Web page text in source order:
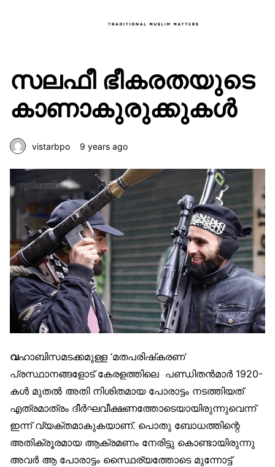
സലഫീ ഭീകരതയുടെ
കാണാകുരുക്കുകള്‍
vistarbpo 9 years ago
വഹാബിസമടക്കമുള്ള ‘മതപരിഷ്‌കരണ’
പ്രസ്ഥാനങ്ങളോട് കേരളത്തിലെ പണ്ഡിതന്‍മാര്‍ 1920-
കള്‍ മുതല്‍ അതി നിശിതമായ പോരാട്ടം നടത്തിയത്
എത്രമാത്രം ദീര്‍ഘവീക്ഷണത്തോടെയായിരുന്നുവെന്ന്
ഇന്ന് വ്യക്തമാകുകയാണ്. പൊതു ബോധത്തിന്റെ
അതിക്രൂരമായ ആക്രമണം നേരിട്ടു കൊണ്ടായിരുന്നു
അവര്‍ ആ പോരാട്ടം സ്ഥൈര്യത്തോടെ മുന്നോട്ട്